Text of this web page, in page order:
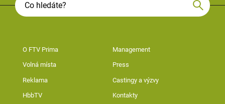
O FTV Prima Management
Volná místa Press
Reklama Castingy a výzvy
HbbTV Kontakty